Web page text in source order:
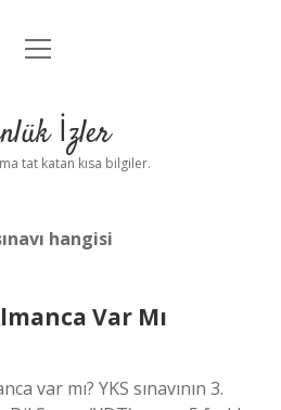
Anasayfa
Uyarı
menüyü
İzler
tat katan kısa bilgiler.
hangisi
Var Mı
var mı? YKS sınavının 3.